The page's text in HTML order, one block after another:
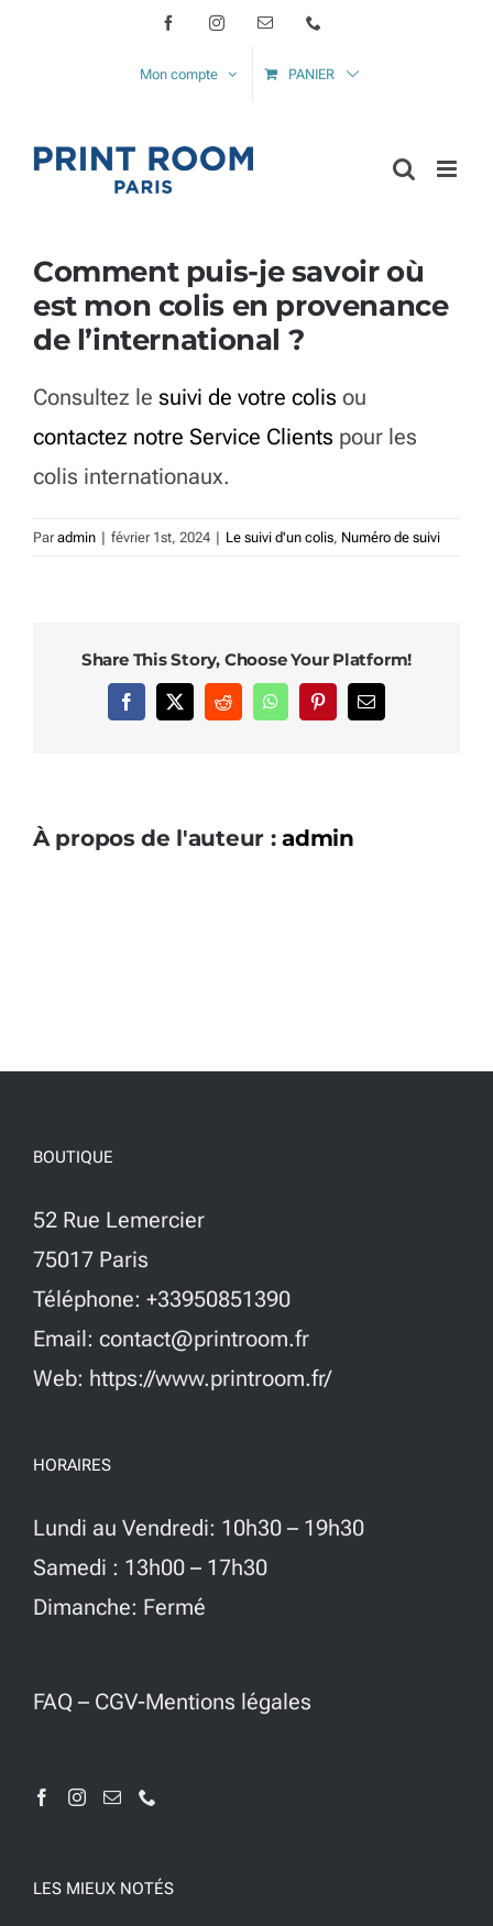
FacebookInstagramEmail
Mon compte PANIER
Comment puis-je savoir où
est mon colis en provenance
de l’international ?
Consultez lesuivi de votre colis ou
contactez notre Service Clients pour les
colis internationaux.
Paradmin | février 1st, 2024 | Le suivi d'un colis, Numéro de suivi
Share This Story, Choose Your Platform!
Facebook
X RedditWhatsAppPinterestEmail
À propos de l'auteur :admin
BOUTIQUE
52 Rue Lemercier
75017 Paris
Téléphone: +33950851390
Email: contact@printroom.fr
Web: https://www.printroom.fr/
HORAIRES
Lundi au Vendredi: 10h30 – 19h30
Samedi : 13h00 – 17h30
Dimanche: Fermé
FAQ – CGV-Mentions légales
LES MIEUX NOTÉS